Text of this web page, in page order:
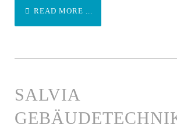
READ MORE ...
SALVIA